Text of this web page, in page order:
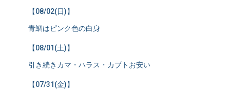
【08/02(日)】
青鯛はピンク色の白身
【08/01(土)】
引き続きカマ・ハラス・カブトお安い
【07/31(金)】